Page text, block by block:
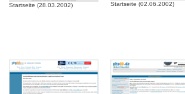
Startseite (28.03.2002) Startseite (02.06.2002)